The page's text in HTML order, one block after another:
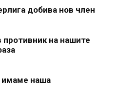
добива нов член
на нашите
имаме наша